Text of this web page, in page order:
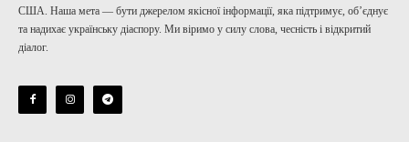
США. Наша мета — бути джерелом якісної інформації, яка підтримує, об’єднує
та надихає українську діаспору. Ми віримо у силу слова, чесність і відкритий
діалог.